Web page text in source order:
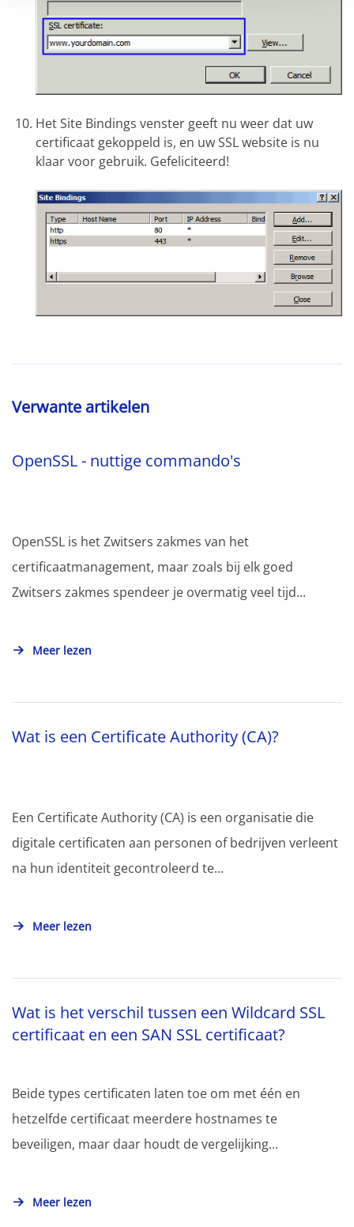
Het Site Bindings venster geeft nu weer dat uw
certificaat gekoppeld is, en uw SSL website is nu
klaar voor gebruik. Gefeliciteerd!
Verwante artikelen
OpenSSL - nuttige commando's
OpenSSL is het Zwitsers zakmes van het
certificaatmanagement, maar zoals bij elk goed
Zwitsers zakmes spendeer je overmatig veel tijd...
Meer lezen
Wat is een Certificate Authority (CA)?
Een Certificate Authority (CA) is een organisatie die
digitale certificaten aan personen of bedrijven verleent
na hun identiteit gecontroleerd te...
Meer lezen
Wat is het verschil tussen een Wildcard SSL
certificaat en een SAN SSL certificaat?
Beide types certificaten laten toe om met één en
hetzelfde certificaat meerdere hostnames te
beveiligen, maar daar houdt de vergelijking...
Meer lezen